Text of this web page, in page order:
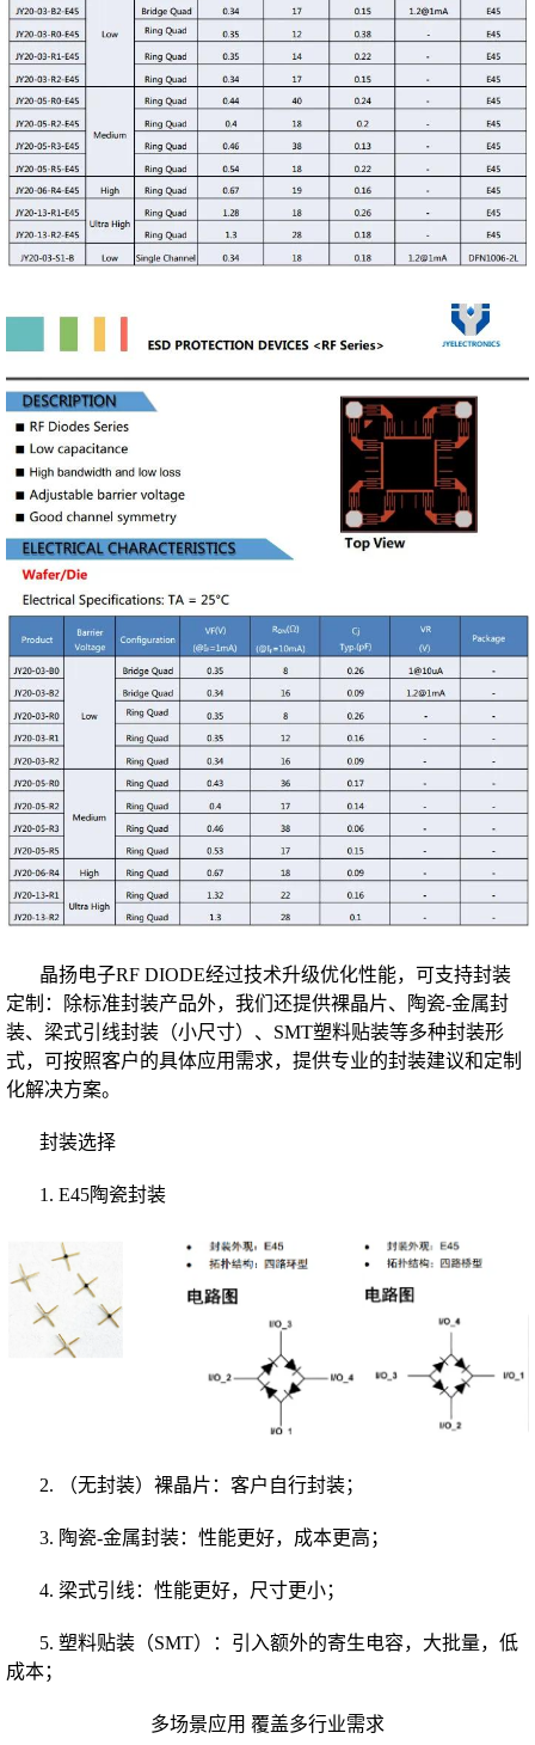
晶扬电子RF DIODE经过技术升级优化性能，可支持封装
定制：除标准封装产品外，我们还提供裸晶片、陶瓷-金属封
装、梁式引线封装（小尺寸）、SMT塑料贴装等多种封装形
式，可按照客户的具体应用需求，提供专业的封装建议和定制
化解决方案。
封装选择
1. E45陶瓷封装
2. （无封装）裸晶片：客户自行封装；
3. 陶瓷-金属封装：性能更好，成本更高；
4. 梁式引线：性能更好，尺寸更小；
5. 塑料贴装（SMT）：引入额外的寄生电容，大批量，低
成本；
多场景应用 覆盖多行业需求